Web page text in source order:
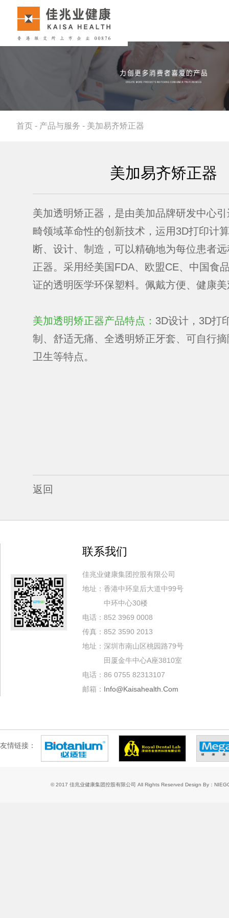
首页 - 产品与服务 - 美加易齐矫正器
美加易齐矫正器
美加透明矫正器，是由美加品牌研发中心
畸领域革命性的创新技术，运用3D打印计
断、设计、制造，可以精确地为每位患者
正器。采用经美国FDA、欧盟CE、中国食
证的透明医学环保塑料。佩戴方便、健康
美加透明矫正器产品特点： 3D设计，3D打
制、舒适无痛、全透明矫正牙套、可自行
卫生等特点。
返回
联系我们
佳兆业健康集团控股有限公司
地址：香港中环皇后大道中99号
中环中心30楼
电话：852 3969 0008
传真：852 3590 2013
地址：深圳市南山区桃园路79号
田厦金牛中心A座3810室
电话：86 0755 82313107
邮箱： Info@kaisahealth.com
友情链接：
© 2017 佳兆业健康集团控股有限公司 All Rights Reserved Design By：